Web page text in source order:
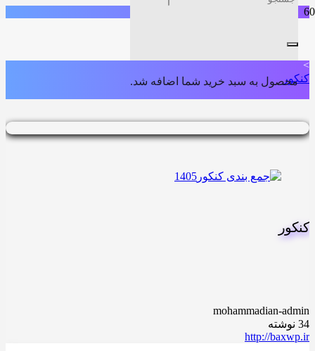
محصول به سبد خرید شما اضافه شد.
>
کنکور
کنکور
mohammadian-admin
34 نوشته
http://baxwp.ir